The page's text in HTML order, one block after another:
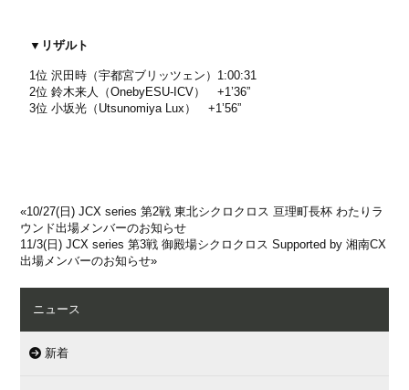
▼リザルト
1位 沢田時（宇都宮ブリッツェン）1:00:31
2位 鈴木来人（OnebyESU-ICV） +1’36”
3位 小坂光（Utsunomiya Lux） +1’56”
«10/27(日) JCX series 第2戦 東北シクロクロス 亘理町長杯 わたりラ
ウンド出場メンバーのお知らせ
11/3(日) JCX series 第3戦 御殿場シクロクロス Supported by 湘南CX
出場メンバーのお知らせ»
ニュース
新着